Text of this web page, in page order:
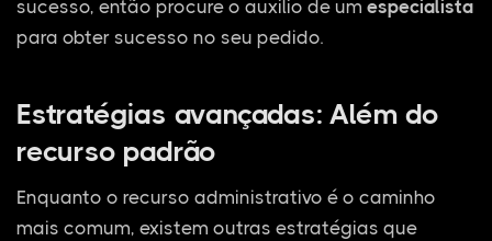
sucesso, então procure o auxilio de um especialista
para obter sucesso no seu pedido.
Estratégias avançadas: Além do
recurso padrão
Enquanto o recurso administrativo é o caminho
mais comum, existem outras estratégias que